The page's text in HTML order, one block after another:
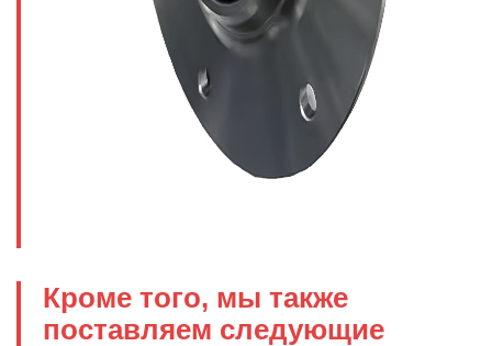
Кроме того, мы также
поставляем следующие